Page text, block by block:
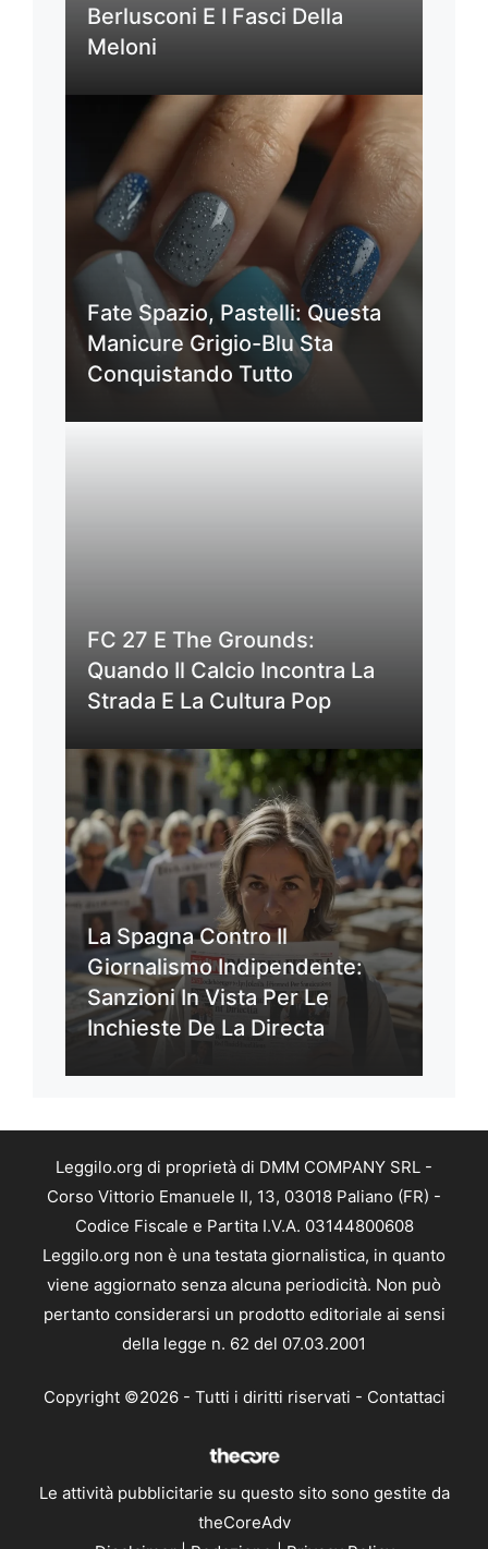
Berlusconi E I Fasci Della
Meloni
Fate Spazio, Pastelli: Questa
Manicure Grigio-Blu Sta
Conquistando Tutto
FC 27 E The Grounds:
Quando Il Calcio Incontra La
Strada E La Cultura Pop
La Spagna Contro Il
Giornalismo Indipendente:
Sanzioni In Vista Per Le
Inchieste De La Directa
Leggilo.org di proprietà di DMM COMPANY SRL -
Corso Vittorio Emanuele II, 13, 03018 Paliano (FR) -
Codice Fiscale e Partita I.V.A. 03144800608
Leggilo.org non è una testata giornalistica, in quanto
viene aggiornato senza alcuna periodicità. Non può
pertanto considerarsi un prodotto editoriale ai sensi
della legge n. 62 del 07.03.2001
Copyright ©2026 - Tutti i diritti riservati - Contattaci
Le attività pubblicitarie su questo sito sono gestite da
theCoreAdv